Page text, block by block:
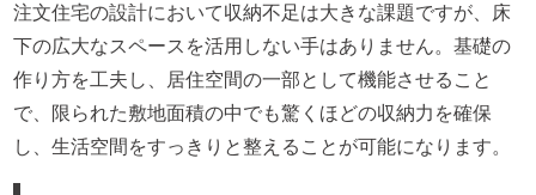
注文住宅の設計において収納不足は大きな課題ですが、床
下の広大なスペースを活用しない手はありません。基礎の
作り方を工夫し、居住空間の一部として機能させること
で、限られた敷地面積の中でも驚くほどの収納力を確保
し、生活空間をすっきりと整えることが可能になります。